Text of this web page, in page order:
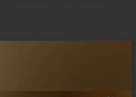
recordando a nuestros ex